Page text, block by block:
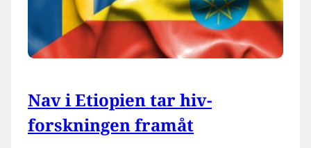
Nav i Etiopien tar hiv-
forskningen framåt